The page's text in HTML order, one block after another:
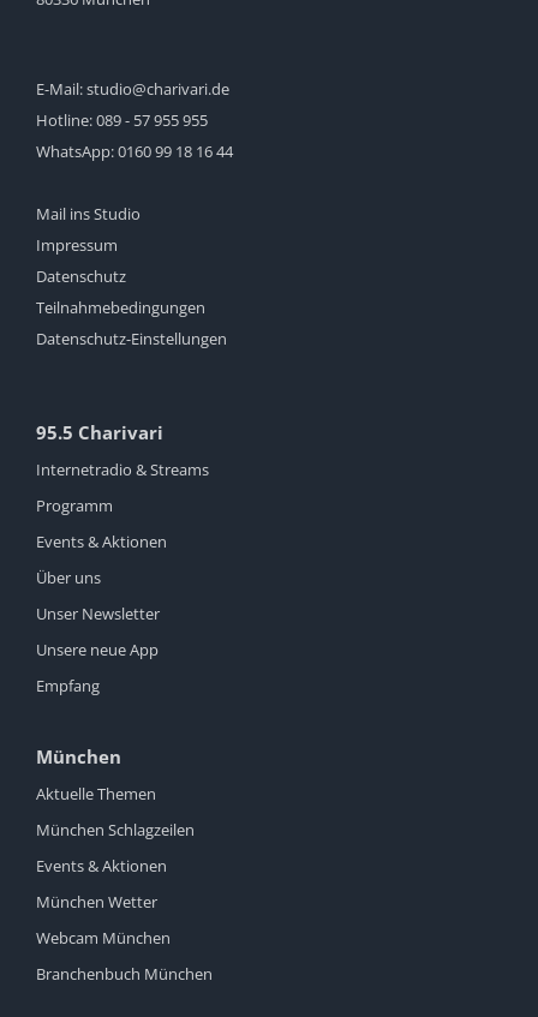
E-Mail:studio@charivari.de
Hotline:089 - 57 955 955
WhatsApp:0160 99 18 16 44
Mail ins Studio
Impressum
Datenschutz
Teilnahmebedingungen
Datenschutz-Einstellungen
95.5 Charivari
Internetradio & Streams
Programm
Events & Aktionen
Über uns
Unser Newsletter
Unsere neue App
Empfang
München
Aktuelle Themen
München Schlagzeilen
Events & Aktionen
München Wetter
Webcam München
Branchenbuch München